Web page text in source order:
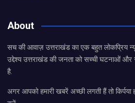
About
सच की आवाज़ उत्तराखंड का एक बहुत लोकप्रिय
उद्देश्य उत्तराखंड की जनता को सच्ची घटनाओं
है.
अगर आपको हमारी खबरें अच्छी लगती हैं तो